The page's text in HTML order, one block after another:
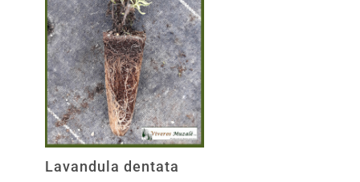
Lavandula dentata